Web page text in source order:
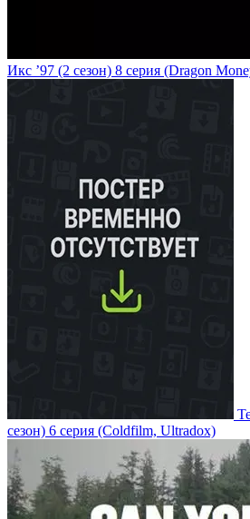
Икс ’97 (2 сезон) 8 серия (Dragon
сезон) 6 серия (Coldfilm, Ultradox)